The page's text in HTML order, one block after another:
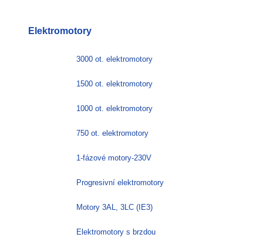
Elektromotory
3000 ot. elektromotory
1500 ot. elektromotory
1000 ot. elektromotory
750 ot. elektromotory
1-fázové motory-230V
Progresivní elektromotory
Motory 3AL, 3LC (IE3)
Elektromotory s brzdou